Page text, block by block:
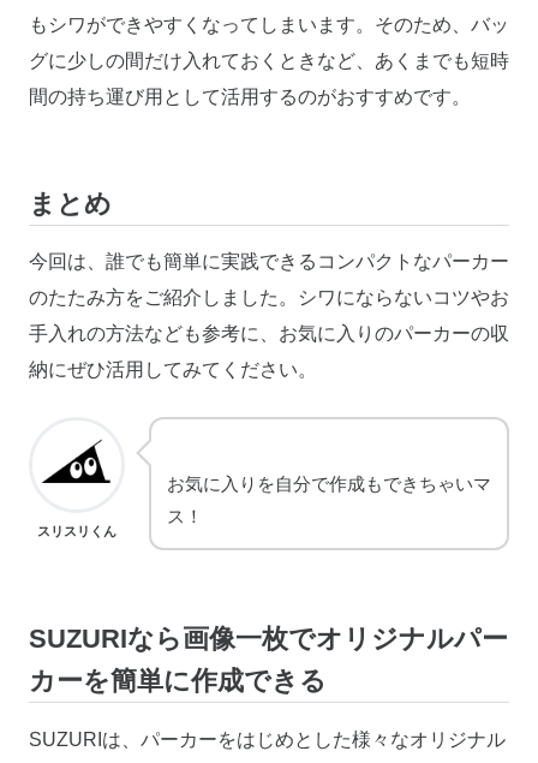
もシワができやすくなってしまいます。そのため、バッ
グに少しの間だけ入れておくときなど、あくまでも短時
間の持ち運び用として活用するのがおすすめです。
まとめ
今回は、誰でも簡単に実践できるコンパクトなパーカー
のたたみ方をご紹介しました。シワにならないコツやお
手入れの方法なども参考に、お気に入りのパーカーの収
納にぜひ活用してみてください。
スリスリくん
お気に入りを自分で作成もできちゃいマ
ス！
SUZURIなら画像一枚でオリジナルパー
カーを簡単に作成できる
SUZURIは、パーカーをはじめとした様々なオリジナル